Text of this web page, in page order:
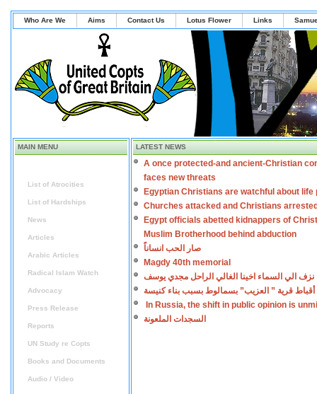
Who Are We Aims Contact Us Lotus Flower Links
MAIN MENU
List of Atrocities
List of Hardships
News
Articles
Arabic Articles
Radical Islam Watch
Advocacy
Press Release
Reports
UN Study re Copts
Books and Documents
Audio / Video
LATEST NEWS
A once protected-and ancient-Christian
faces new threats
Egyptian Christians are watchful about life
Churches attacked and Christians
Egypt officials abetted kidnappers of
Muslim Brotherhood behind abduction
صار الحب انساناً
Magdy 40th memorial
نزف الي السماء اخينا الغالي الراحل مجدي يوسف
أقباط قرية ” العزيب” بسمالوط بسبب بناء كنيسة
In Russia, the shift in public opinion is
السجدات الملعونة